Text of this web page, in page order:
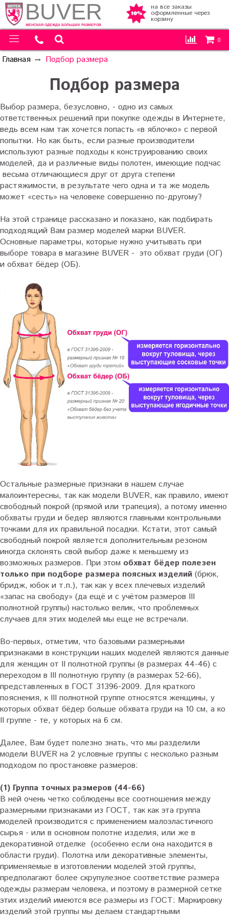
0
BUVER
ЖЕНСКАЯ ОДЕЖДА БОЛЬШИХ РАЗМЕРОВ
на все заказы
оформленные через
корзину
Главная Подбор размера
Подбор размера
Выбор размера, безусловно, - одно из самых
ответственных решений при покупке одежды в Интернете,
ведь всем нам так хочется попасть «в яблочко» с первой
попытки. Но как быть, если разные производители
используют разные подходы к конструированию своих
моделей, да и различные виды полотен, имеющие подчас
весьма отличающиеся друг от друга степени
растяжимости, в результате чего одна и та же модель
может «сесть» на человеке совершенно по-другому?
На этой странице рассказано и показано, как подбирать
подходящий Вам размер моделей марки BUVER.
Основные параметры, которые нужно учитывать при
выборе товара в магазине BUVER - это обхват груди (ОГ)
и обхват бёдер (ОБ).
Остальные размерные признаки в нашем случае
малоинтересны, так как модели BUVER, как правило, имеют
свободный покрой (прямой или трапеция), а потому именно
обхваты груди и бедер являются главными контрольными
точками для их правильной посадки. Кстати, этот самый
свободный покрой является дополнительным резоном
иногда склонять свой выбор даже к меньшему из
возможных размеров. При этом обхват бёдер полезен
только при подборе размера поясных изделий (брюк,
бридж, юбок и т.п.), так как у всех плечевых изделий
«запас на свободу» (да ещё и с учётом размеров III
полнотной группы) настолько велик, что проблемных
случаев для этих моделей мы еще не встречали.
Во-первых, отметим, что базовыми размерными
признаками в конструкции наших моделей являются данные
для женщин от II полнотной группы (в размерах 44-46) с
переходом в III полнотную группу (в размерах 52-66),
представленных в ГОСТ 31396-2009. Для краткого
пояснения, к III полнотной группе относятся женщины, у
которых обхват бёдер больше обхвата груди на 10 см, а ко
II группе - те, у которых на 6 см.
Далее, Вам будет полезно знать, что мы разделили
модели BUVER на 2 условные группы с несколько разным
подходом по простановке размеров:
(1) Группа точных размеров (44-66)
В ней очень четко соблюдены все соотношения между
размерными признаками из ГОСТ, так как эта группа
моделей производится с применением малоэластичного
сырья - или в основном полотне изделия, или же в
декоративной отделке (особенно если она находится в
области груди). Полотна или декоративные элементы,
применяемые в изготовлении моделей этой группы,
предполагают более скрупулезное соответствие размера
одежды размерам человека, и поэтому в размерной сетке
этих изделий имеются все размеры из ГОСТ: Маркировку
изделий этой группы мы делаем стандартными